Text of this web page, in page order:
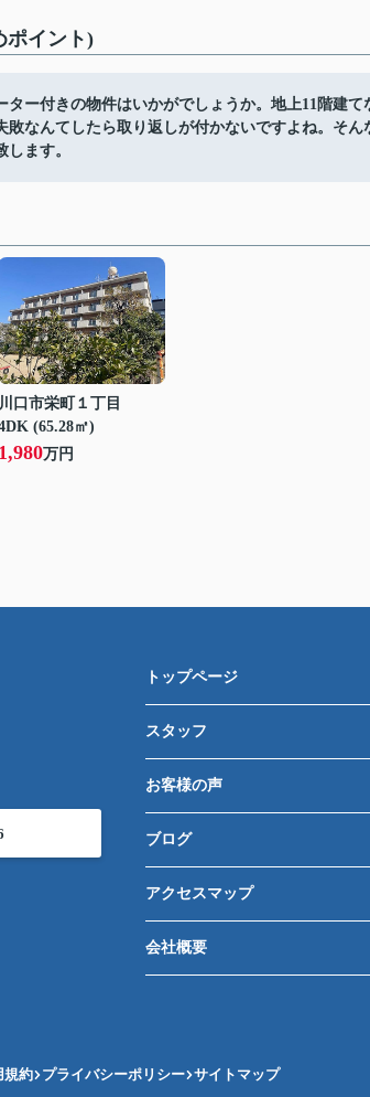
ポイント)
ー付きの物件はいかがでしょうか。地上11階建て
なんてしたら取り返しが付かないですよね。そん
ます。
川口市栄町１丁目
(65.28㎡)
1,980万円
トップページ
スタッフ
お客様の声
ブログ
アクセスマップ
会社概要
規約 プライバシーポリシー サイトマップ